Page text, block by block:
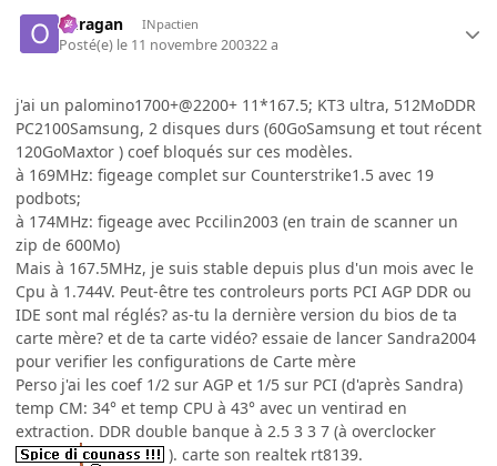
ouragan INpactien
Posté(e) le 11 novembre 200322 a
j'ai un palomino1700+@2200+ 11*167.5; KT3 ultra, 512MoDDR
PC2100Samsung, 2 disques durs (60GoSamsung et tout récent
120GoMaxtor ) coef bloqués sur ces modèles.
à 169MHz: figeage complet sur Counterstrike1.5 avec 19
podbots;
à 174MHz: figeage avec Pccilin2003 (en train de scanner un
zip de 600Mo)
Mais à 167.5MHz, je suis stable depuis plus d'un mois avec le
Cpu à 1.744V. Peut-être tes controleurs ports PCI AGP DDR ou
IDE sont mal réglés? as-tu la dernière version du bios de ta
carte mère? et de ta carte vidéo? essaie de lancer Sandra2004
pour verifier les configurations de Carte mère
Perso j'ai les coef 1/2 sur AGP et 1/5 sur PCI (d'après Sandra)
temp CM: 34° et temp CPU à 43° avec un ventirad en
extraction. DDR double banque à 2.5 3 3 7 (à overclocker
). carte son realtek rt8139.